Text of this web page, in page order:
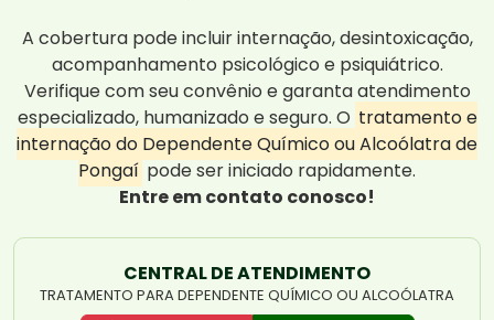
A cobertura pode incluir internação, desintoxicação,
acompanhamento psicológico e psiquiátrico.
Verifique com seu convênio e garanta atendimento
especializado, humanizado e seguro. O tratamento e
internação do Dependente Químico ou Alcoólatra de
Pongaí pode ser iniciado rapidamente.
Entre em contato conosco!
CENTRAL DE ATENDIMENTO
TRATAMENTO PARA DEPENDENTE QUÍMICO OU ALCOÓLATRA